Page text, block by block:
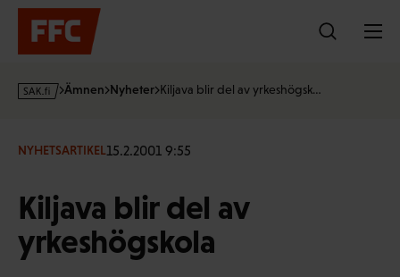
Hoppa
innehållet
s
·
Ämnen Nyheter Kiljava blir del av yrkeshögsk…
NYHETSARTIKEL15.2.2001 9:55
Kiljava blir del av
yrkeshögskola